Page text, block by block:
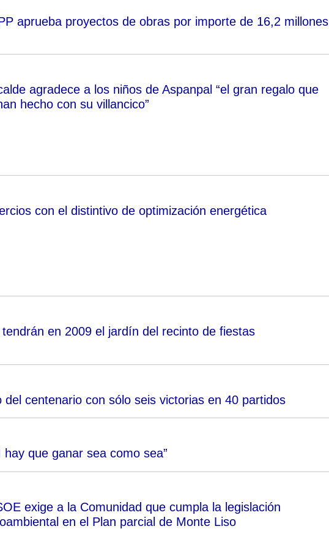
aprueba proyectos de obras por importe de 16,2 millones
agradece a los niños de Aspanpal “el gran regalo que
hecho con su villancico”
con el distintivo de optimización energética
en 2009 el jardín del recinto de fiestas
centenario con sólo seis victorias en 40 partidos
que ganar sea como sea”
exige a la Comunidad que cumpla la legislación
en el Plan parcial de Monte Liso